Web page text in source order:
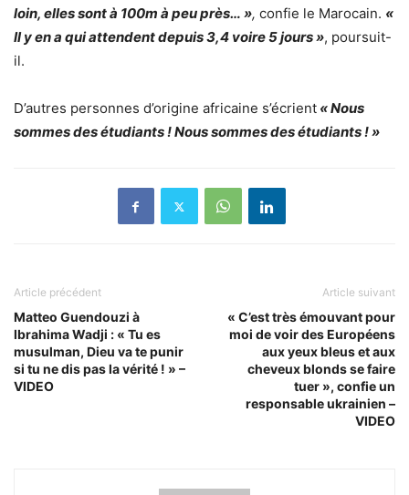
loin, elles sont à 100m à peu près… », confie le Marocain. «
Il y en a qui attendent depuis 3,4 voire 5 jours », poursuit-
il.
D’autres personnes d’origine africaine s’écrient « Nous
sommes des étudiants ! Nous sommes des étudiants ! »
Article précédent
Matteo Guendouzi à
Ibrahima Wadji : « Tu es
musulman, Dieu va te punir
si tu ne dis pas la vérité ! » –
VIDEO
Article suivant
« C’est très émouvant pour
moi de voir des Européens
aux yeux bleus et aux
cheveux blonds se faire
tuer », confie un
responsable ukrainien –
VIDEO